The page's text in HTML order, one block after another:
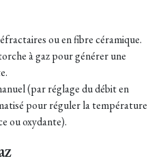
ou en fibre céramique.
à gaz pour générer une
(par réglage du débit en
pour réguler la température
ou oxydante).